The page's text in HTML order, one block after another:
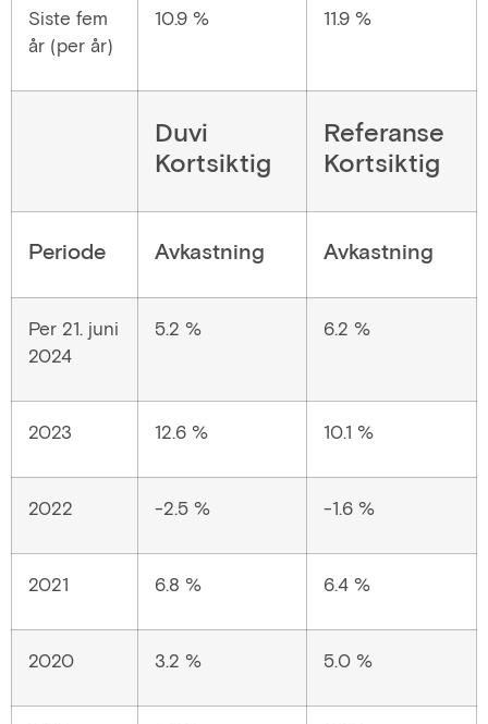
Siste fem
år (per år)
10.9 % 11.9 %
Duvi
Kortsiktig
Referanse
Kortsiktig
Periode Avkastning Avkastning
Per 21. juni
2024
5.2 % 6.2 %
2023 12.6 % 10.1 %
2022 -2.5 % -1.6 %
2021 6.8 % 6.4 %
2020 3.2 % 5.0 %